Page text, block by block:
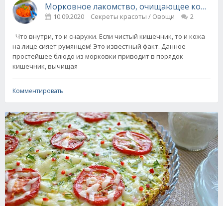
Морковное лакомство, очищающее кожу и
10.09.2020 Секреты красоты / Овощи 2
Что внутри, то и снаружи. Если чистый кишечник, то и кожа
на лице сияет румянцем! Это известный факт. Данное
простейшее блюдо из морковки приводит в порядок
кишечник, вычищая
Комментировать